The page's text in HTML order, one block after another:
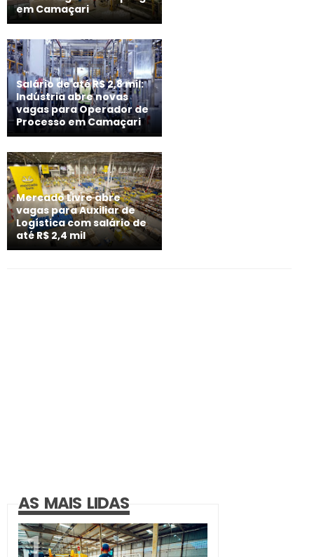
em Camaçari
Salário de até R$ 2,8 mil:
Indústria abre novas
vagas para Operador de
Processo em Camaçari
Mercado Livre abre
vagas para Auxiliar de
Logística com salário de
até R$ 2,4 mil
AS MAIS LIDAS